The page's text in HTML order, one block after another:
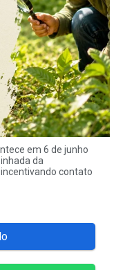
em 6 de junho
da
contato